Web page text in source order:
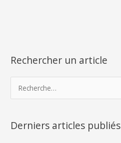
Rechercher un article
h
Derniers articles publiés
L
t
d
C
é
o